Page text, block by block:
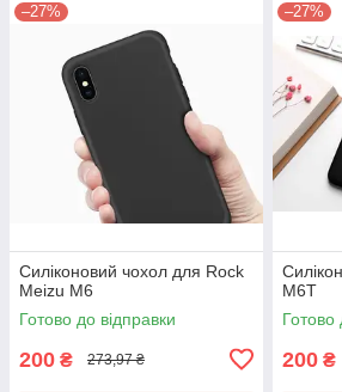
–27%
Силіконовий чохол для Rock
Meizu M6
Готово до відправки
200 ₴ 273,97 ₴
–27%
M6T
Готово
200 ₴